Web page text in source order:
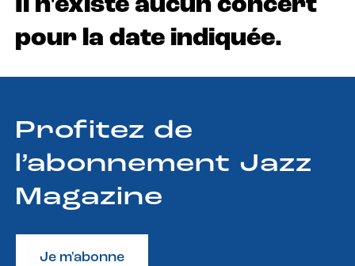
Il n'existe aucun concert
pour la date indiquée.
Profitez de
l’abonnement Jazz
Magazine
Je m'abonne